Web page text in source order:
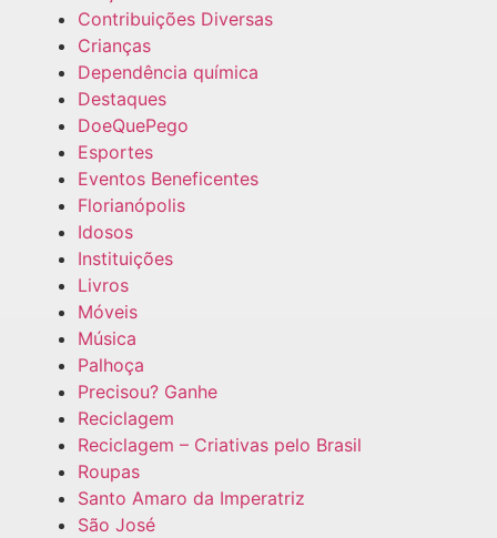
Contribuições Diversas
Crianças
Dependência química
Destaques
DoeQuePego
Esportes
Eventos Beneficentes
Florianópolis
Idosos
Instituições
Livros
Móveis
Música
Palhoça
Precisou? Ganhe
Reciclagem
Reciclagem – Criativas pelo Brasil
Roupas
Santo Amaro da Imperatriz
São José